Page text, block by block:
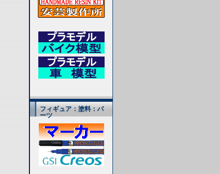
フィギュア：塗料：パ
ーツ